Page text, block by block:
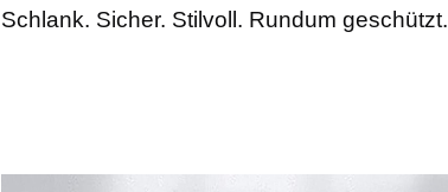
Schlank. Sicher. Stilvoll. Rundum geschützt.